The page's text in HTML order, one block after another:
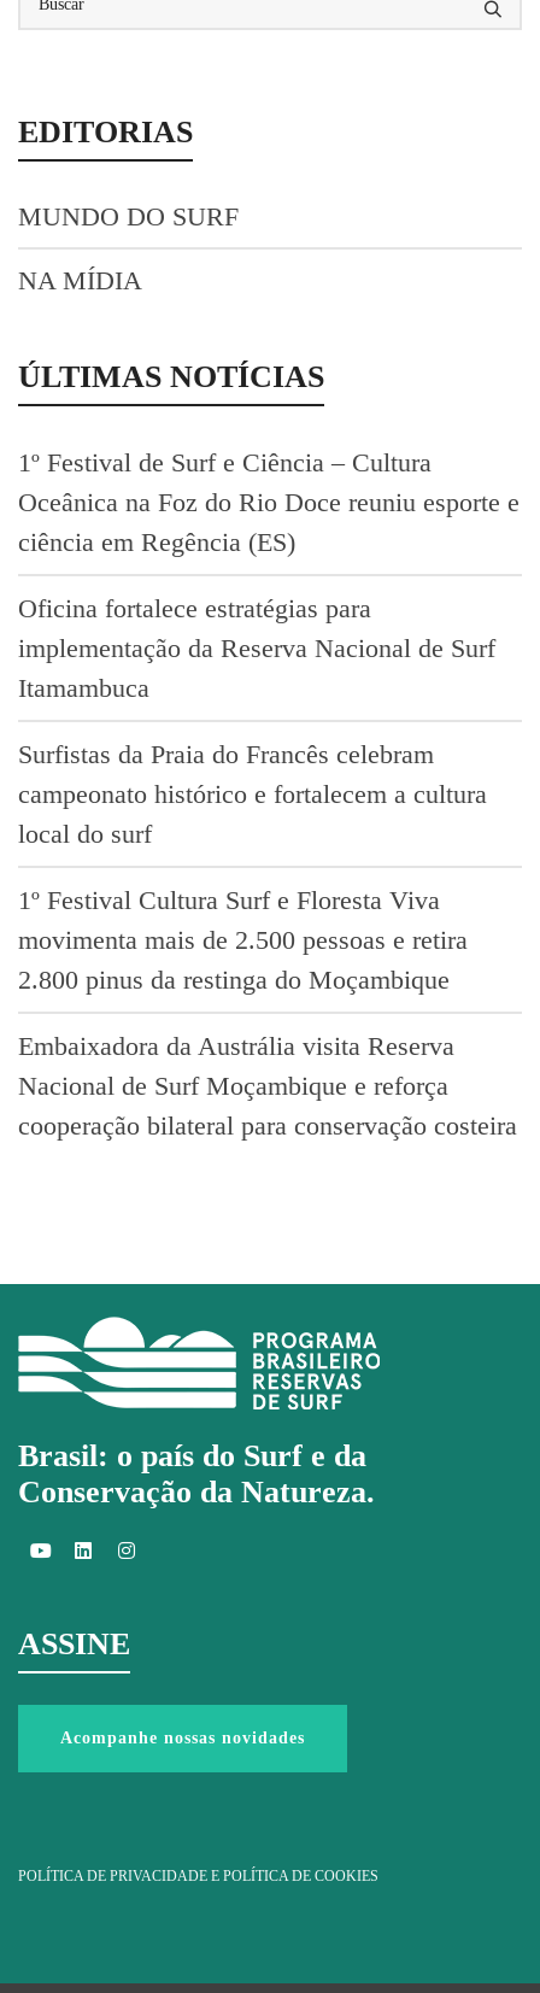
EDITORIAS
MUNDO DO SURF
NA MÍDIA
ÚLTIMAS NOTÍCIAS
1º Festival de Surf e Ciência – Cultura
Oceânica na Foz do Rio Doce reuniu esporte e
ciência em Regência (ES)
Oficina fortalece estratégias para
implementação da Reserva Nacional de Surf
Itamambuca
Surfistas da Praia do Francês celebram
campeonato histórico e fortalecem a cultura
local do surf
1º Festival Cultura Surf e Floresta Viva
movimenta mais de 2.500 pessoas e retira
2.800 pinus da restinga do Moçambique
Embaixadora da Austrália visita Reserva
Nacional de Surf Moçambique e reforça
cooperação bilateral para conservação costeira
Brasil: o país do Surf e da
Conservação da Natureza.
ASSINE
Acompanhe nossas novidades
POLÍTICA DE PRIVACIDADE E POLÍTICA DE COOKIES